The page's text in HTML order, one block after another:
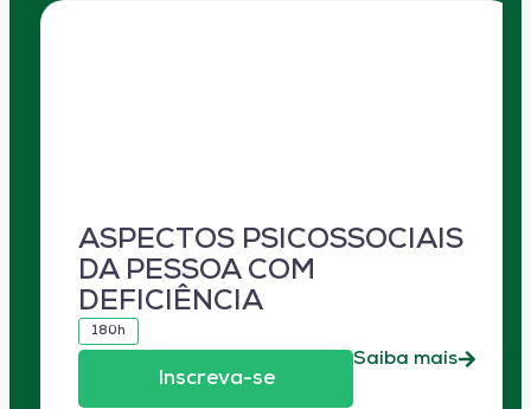
ASPECTOS PSICOSSOCIAIS
DA PESSOA COM
DEFICIÊNCIA
180h
Inscreva-se
Saiba mais